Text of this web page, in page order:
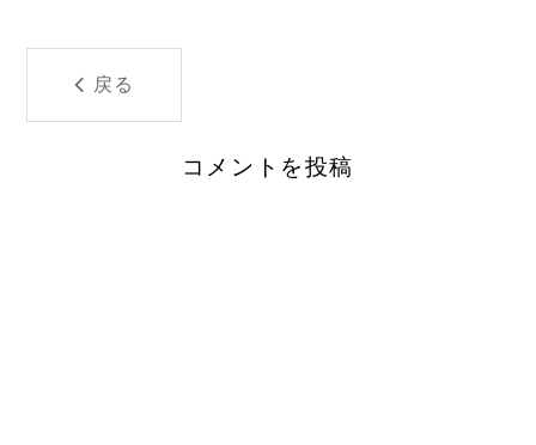
戻る
コメントを投稿